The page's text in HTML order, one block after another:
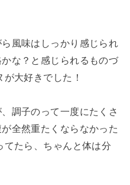
風味はしっかり感じられ
な？と感じられるものづ
大好きでした！
調子のって一度にたくさ
全然重たくならなかった
たら、ちゃんと体は分